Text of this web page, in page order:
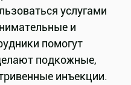
услугами
и
помогут
подкожные,
инъекции.